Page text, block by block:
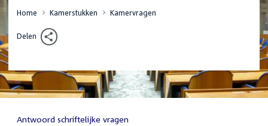
Home Kamerstukken Kamervragen
Delen
Antwoord schriftelijke vragen